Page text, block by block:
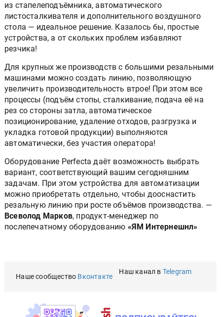
из стапелеподъёмника, автоматического
листосталкивателя и дополнительного воздушного
стола — идеальное решение. Казалось бы, простые
устройства, а от скольких проблем избавляют
резчика!
Для крупных же производств с большими резальными
машинами можно создать линию, позволяющую
увеличить производительность втрое! При этом все
процессы (подъём стопы, сталкивание, подача её на
рез со стороны затла, автоматическое
позиционирование, удаление отходов, разгрузка и
укладка готовой продукции) выполняются
автоматически, без участия оператора!
Оборудование Perfecta даёт возможность выбрать
вариант, соответствующий вашим сегодняшним
задачам. При этом устройства для автоматизации
можно приобретать отдельно, чтобы дооснастить
резальную линию при росте объёмов производства. —
Всеволод Марков, продукт-менеджер по
послепечатному оборудованию «ЯМ Интернешнл»
Наше сообщество Вконтакте
Наш канал в Telegram